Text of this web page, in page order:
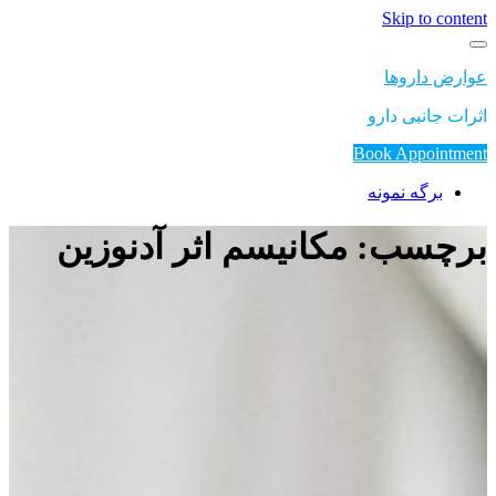
Skip to content
عوارض داروها
اثرات جانبی دارو
Book Appointment
برگه نمونه
برچسب: مکانیسم اثر آدنوزین